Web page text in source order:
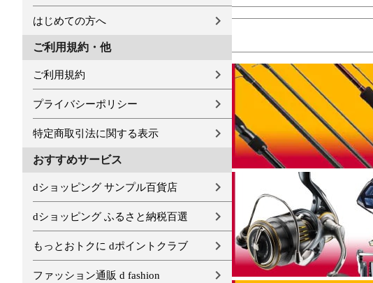
はじめての方へ
ご利用規約・他
ご利用規約
プライバシーポリシー
特定商取引法に関する表示
おすすめサービス
dショッピング サンプル百貨店
dショッピング ふるさと納税百選
もっとおトクに dポイントクラブ
ファッション通販 d fashion